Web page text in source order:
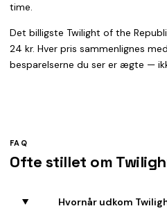
time.
Det billigste Twilight of the
24 kr. Hver pris sammenlignes
besparelserne du ser er ægte —
FAQ
Ofte stillet om
Hvornår udkom